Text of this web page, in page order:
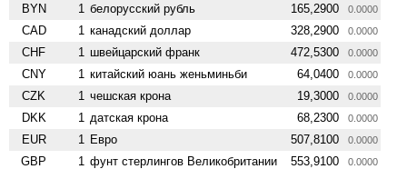
BYN 1 белорусский рубль 165,2900 0.0000
CAD 1 канадский доллар 328,2900 0.0000
CHF 1 швейцарский франк 472,5300 0.0000
CNY 1 китайский юань женьминьби 64,0400 0.0000
CZK 1 чешская крона 19,3000 0.0000
DKK 1 датская крона 68,2300 0.0000
EUR 1 Евро 507,8100 0.0000
GBP 1 фунт стерлингов Велико­британии 553,9100 0.0000